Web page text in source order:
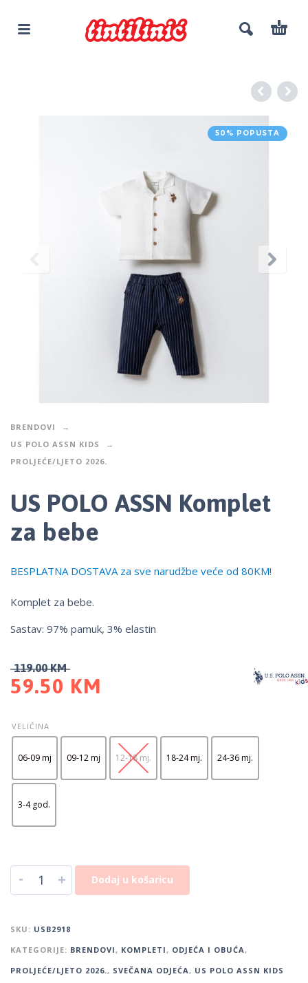
50% POPUSTA
BRENDOVI
US POLO ASSN KIDS
PROLJEĆE/LJETO 2026.
US POLO ASSN Komplet
za bebe
BESPLATNA DOSTAVA za sve narudžbe veće od 80KM!
Komplet za bebe.
Sastav: 97% pamuk, 3% elastin
119.00KM
59.50 KM
VELIČINA
06-09 mj 09-12 mj 12-18 mj. 18-24 mj. 24-36 mj.
3-4 god.
- + Dodaj u košaricu
SKU: USB2918
KATEGORIJE: BRENDOVI, KOMPLETI, ODJEĆA I OBUĆA,
PROLJEĆE/LJETO 2026., SVEČANA ODJEĆA, US POLO ASSN KIDS